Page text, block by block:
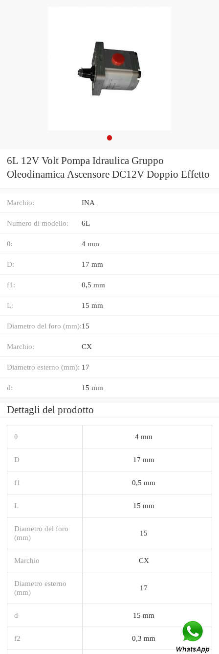
6L 12V Volt Pompa Idraulica Gruppo
Oleodinamica Ascensore DC12V Doppio Effetto
Marchio: INA
Numero di modello: 6L
θ: 4 mm
D: 17 mm
f1: 0,5 mm
L: 15 mm
Diametro del foro (mm):15
Marchio: CX
Diametro esterno (mm): 17
d: 15 mm
Dettagli del prodotto
θ 4 mm
D 17 mm
f1 0,5 mm
L 15 mm
Diametro del foro
(mm)
15
Marchio CX
Diametro esterno
(mm)
17
d 15 mm
f2 0,3 mm